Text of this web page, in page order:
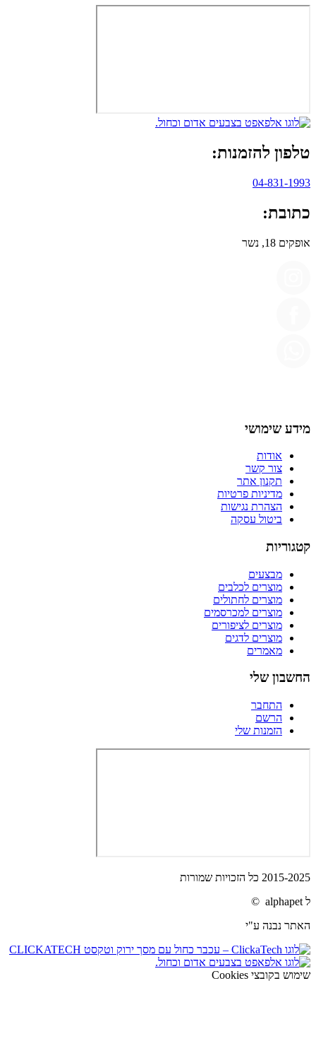
טלפון להזמנות:
04-831-1993
כתובת:
אופקים 18, נשר
מידע שימושי
אודות
צור קשר
תקנון אתר
מדיניות פרטיות
הצהרת נגישות
ביטול עסקה
קטגוריות
מבצעים
מוצרים לכלבים
מוצרים לחתולים
מוצרים למכרסמים
מוצרים לציפורים
מוצרים לדגים
מאמרים
החשבון שלי
התחבר
הרשם
הזמנות שלי
2015-2025 כל הזכויות שמורות
ל alphapet ©
האתר נבנה ע"י
שימוש בקובצי Cookies